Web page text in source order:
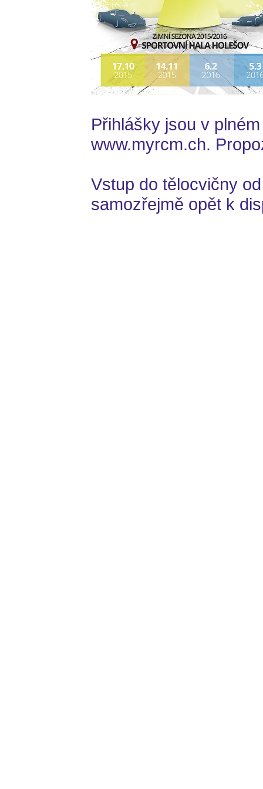
Přihlášky jsou v
www.myrcm.ch.
Vstup do tělocvičny
samozřejmě opět k